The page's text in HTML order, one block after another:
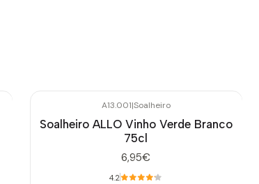
A13.001|Soalheiro
Soalheiro ALLO Vinho Verde Branco
75cl
6,95€
4.2